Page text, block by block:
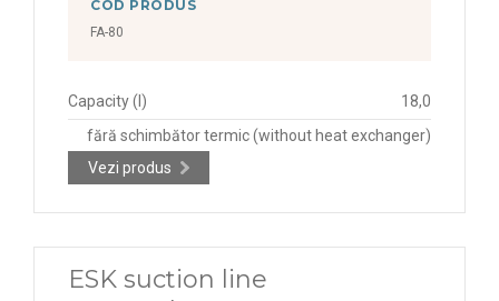
COD PRODUS
FA-80
Capacity (l)
18,0
fără schimbător termic (without heat exchanger)
Vezi produs
ESK suction line